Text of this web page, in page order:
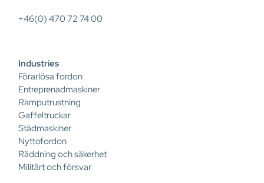
+46(0) 470 72 74 00
Industries
Förarlösa fordon
Entreprenadmaskiner
Ramputrustning
Gaffeltruckar
Städmaskiner
Nyttofordon
Räddning och säkerhet
Militärt och försvar